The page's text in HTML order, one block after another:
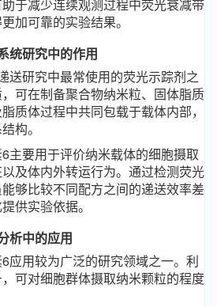
于减少连续观测过程中荧光衰减带
加可靠的实验结果。
统研究中的作用
送研究中最常使用的荧光示踪剂之
可在制备聚合物纳米粒、固体脂质
质体过程中共同包载于载体内部，
构。
主要用于评价纳米载体的细胞摄取
及体内外转运行为。通过检测荧光
够比较不同配方之间的递送效率差
供实验依据。
析中的应用
应用较为广泛的研究领域之一。利
可对细胞群体摄取纳米颗粒的程度